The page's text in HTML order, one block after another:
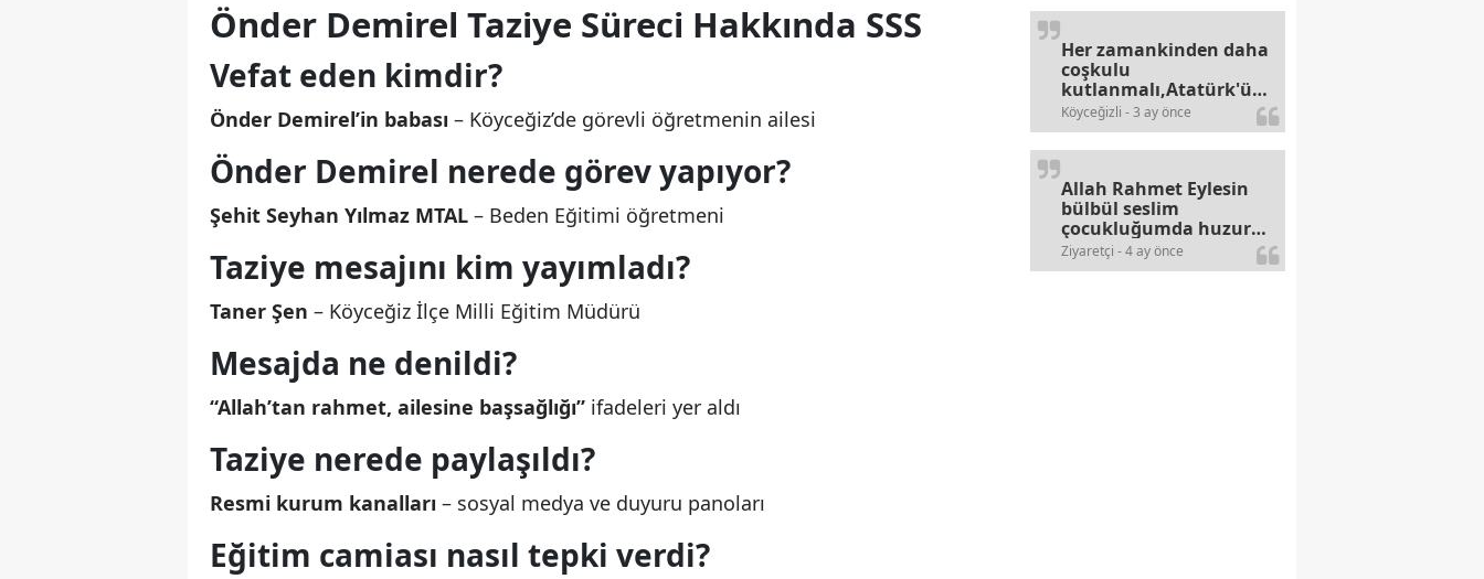
Önder Demirel Taziye Süreci Hakkında SSS
Vefat eden kimdir?
Önder Demirel’in babası – Köyceğiz’de görevli öğretmenin ailesi
Önder Demirel nerede görev yapıyor?
Şehit Seyhan Yılmaz MTAL – Beden Eğitimi öğretmeni
Taziye mesajını kim yayımladı?
Taner Şen – Köyceğiz İlçe Milli Eğitim Müdürü
Mesajda ne denildi?
“Allah’tan rahmet, ailesine başsağlığı” ifadeleri yer aldı
Taziye nerede paylaşıldı?
Resmi kurum kanalları – sosyal medya ve duyuru panoları
Eğitim camiası nasıl tepki verdi?
Köyceğizli - 3 ay önce
Her zamankinden daha
coşkulu
kutlanmalı,Atatürk'ün
bayramlarına olan
alerjileri bitmez,bahane
arayan illaki bulur.
Ziyaretçi - 4 ay önce
Allah Rahmet Eylesin
bülbül seslim
çocukluğumda huzur
olurdu evimize.
Ablamla bağıra bağıra